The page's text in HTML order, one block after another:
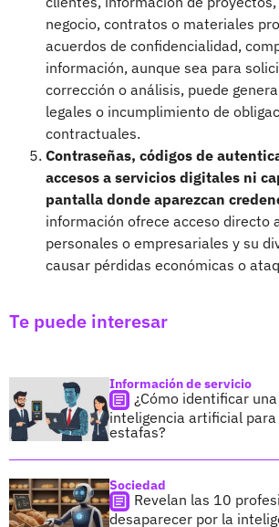
negocio, contratos o materiales
acuerdos de confidencialidad,
información, aunque sea para
corrección o análisis, puede
legales o incumplimiento de
contractuales.
Contraseñas, códigos de
accesos a servicios digitales ni
pantalla donde aparezcan
información ofrece acceso directo
personales o empresariales y su
causar pérdidas económicas o
Te puede interesar
Información de servicio
¿Cómo identificar
inteligencia artificial para
estafas?
Sociedad
Revelan las 10
desaparecer por la